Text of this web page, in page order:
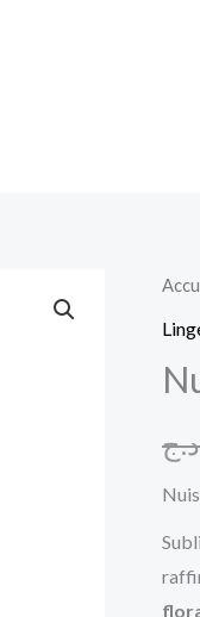
د.ج
de